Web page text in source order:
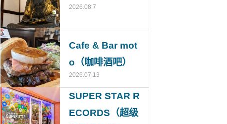
2026.08.7
Cafe & Bar mot
o（咖啡酒吧）
2026.07.13
SUPER STAR R
ECORDS（超级